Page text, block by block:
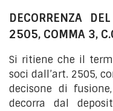
DECORRENZA
2505, COMMA 3,
Si ritiene che il
soci dall’art. 2505,
decisone di
decorra dal